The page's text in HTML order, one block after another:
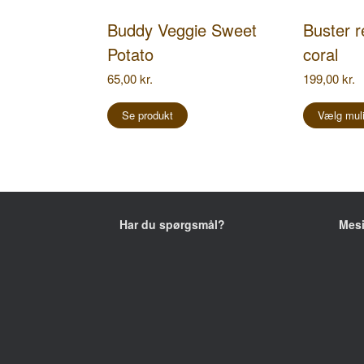
Buddy Veggie Sweet
Potato
65,00kr.
Se produkt
Buster
coral
199,00kr.
Vælg
Har du spørgsmål?